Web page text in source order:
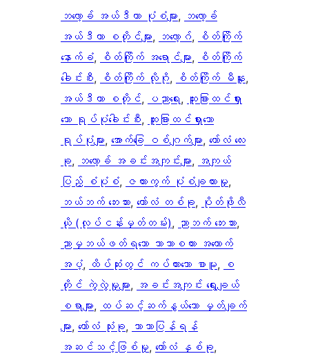
ဘလော့ခ် အယ်ဒီတာ ပုံစံများ, ဘလော့ခ်
အယ်ဒီတာ စတိုင်များ, ဘလော့ဂ်,
စိတ်ကြိုက်
နောက်ခံ, စိတ်ကြိုက် အရောင်များ,
စိတ်ကြိုက်
ခေါင်းစီး, စိတ်ကြိုက် လိုဂို, စိတ်ကြိုက် မီနူး
အယ်ဒီတာ စတိုင်, ပညာရေး, ထူးခြားထင်ရှား
သော ရုပ်ပုံခေါင်းစီး, ထူးခြားထင်ရှားသော
ရုပ်ပုံများ, အောက်ခြေ ဝစ်ဂျက်များ, ကော်လံ လေး
ခု, ဘလော့ခ် အခင်းအကျင်းများ, အကျယ်
ပြည့် စံပုံစံ, ဇယားကွက် ပုံစံချထားမှု
ဘယ်ဘက် ဘေးဘား, ကော်လံ တစ်ခု, ပိုတ်ဖိုလီ
ယို (လုပ်ငန်းမှတ်တမ်း), ညာဘက် ဘေးဘား
ညာမှဘယ်ဖတ်ရသော ဘာသာစကား အထောက်
အပံ့, ထိပ်ဆုံးတွင် ကပ်ထားသော စာမူ,
စ
တိုင် ကွဲလွဲမှုများ, အခင်းအကျင်း ရွေးချယ်
စရာများ, ထပ်ဆင့်ဆက်နွယ်သော မှတ်ချက်
များ, ကော်လံ သုံးခု, ဘာသာပြန်ရန်
အဆင်သင့်ဖြစ်မှု, ကော်လံ နှစ်ခု